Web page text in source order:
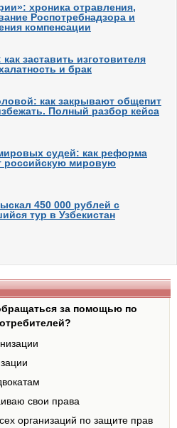
хроника отравления,
Роспотребнадзора и
компенсации
заставить изготовителя
и брак
как закрывают общепит
Полный разбор кейса
судей: как реформа
российскую мировую
450 000 рублей с
тур в Узбекистан
за помощью по
свои права
организаций по защите прав